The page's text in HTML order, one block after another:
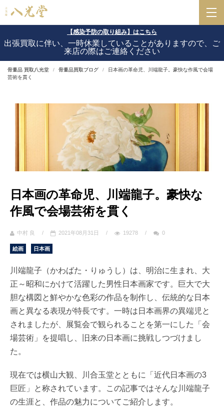
【感染予防の取り組み】はこちら
出張買取に伴い、一時休業していることがありますので、ご
来店の際はご連絡ください
骨董品 買取八光堂 骨董品買取ブログ
日本画の革命児、川端龍子。豪快な作風で会場
芸術を貫く
日本画の革命児、川端龍子。豪快な
作風で会場芸術を貫く
中村 良 / 2021年08月31日 / 19278 / 0
絵画 日本画
川端龍子（かわばた・りゅうし）は、明治に生まれ、大
正～昭和にかけて活躍した男性日本画家です。巨大で大
胆な構図と鮮やかな色彩の作品を制作し、伝統的な日本
画と異なる表現が特長です。一時は日本画界の異端児と
されましたが、展覧会で観られることを第一にした「会
場芸術」を提唱し、旧来の日本画に挑戦しつづけまし
た。
現在では横山大観、川合玉堂とともに「近代日本画の3
巨匠」と称されています。この記事ではそんな川端龍子
の生涯と、作品の魅力についてご紹介します。